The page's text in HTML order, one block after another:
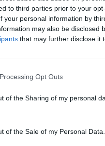
to third parties prior to your
your personal information by
may also be disclosed
that may further disclose it
Opt Outs
of the Sharing of my personal
of the Sale of my Personal Data.